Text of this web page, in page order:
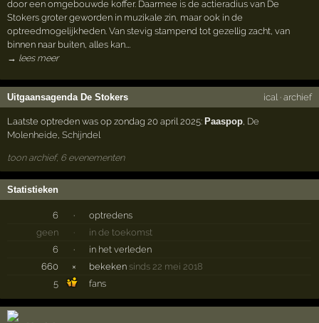
door een omgebouwde koffer. Daarmee is de actieradius van De
Stokers groter geworden in muzikale zin, maar ook in de
optreedmogelijkheden. Van stevig stampend tot gezellig zacht, van
binnen naar buiten, alles kan.…
→ lees meer
Uitgaansagenda De Stokers ical· archief
Laatste optreden was op zondag 20 april 2025: Paaspop, De
Molenheide,Schijndel
toon archief, 6 evenementen
Statistieken
6 ·
optredens
geen
·
in de toekomst
6
·
in het verleden
660
× bekeken sinds 22 mei 2018
5
fans